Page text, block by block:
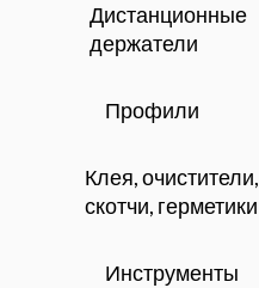
Дистанционные
держатели
Профили
Клея, очистители,
скотчи, герметики
Инструменты